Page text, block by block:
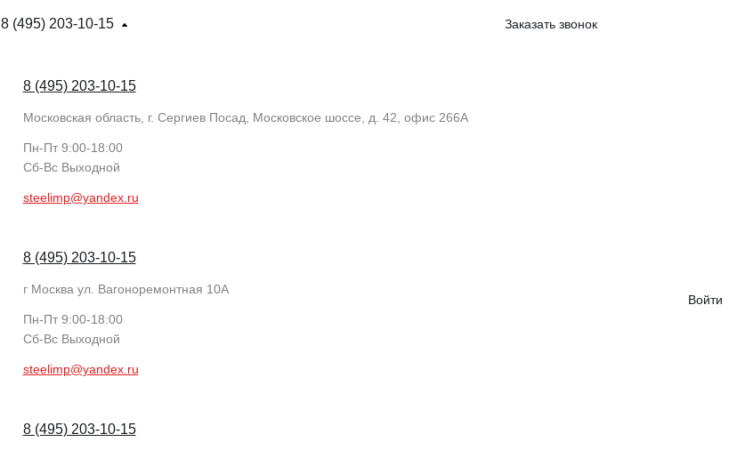
8 (495) 203-10-15
8 (495) 203-10-15
Московская область, г. Сергиев Посад, Московское шоссе, д. 42, офис 266А
Пн-Пт 9:00-18:00
Cб-Вс Выходной
steelimp@yandex.ru
8 (495) 203-10-15
г Москва ул. Вагоноремонтная 10А
Пн-Пт 9:00-18:00
Cб-Вс Выходной
steelimp@yandex.ru
8 (495) 203-10-15
Заказать звонок
Войти